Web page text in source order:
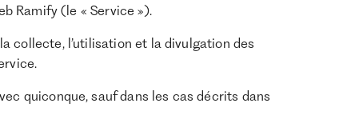
Ramify (le « Service »).
collecte, l’utilisation et la divulgation des
quiconque, sauf dans les cas décrits dans